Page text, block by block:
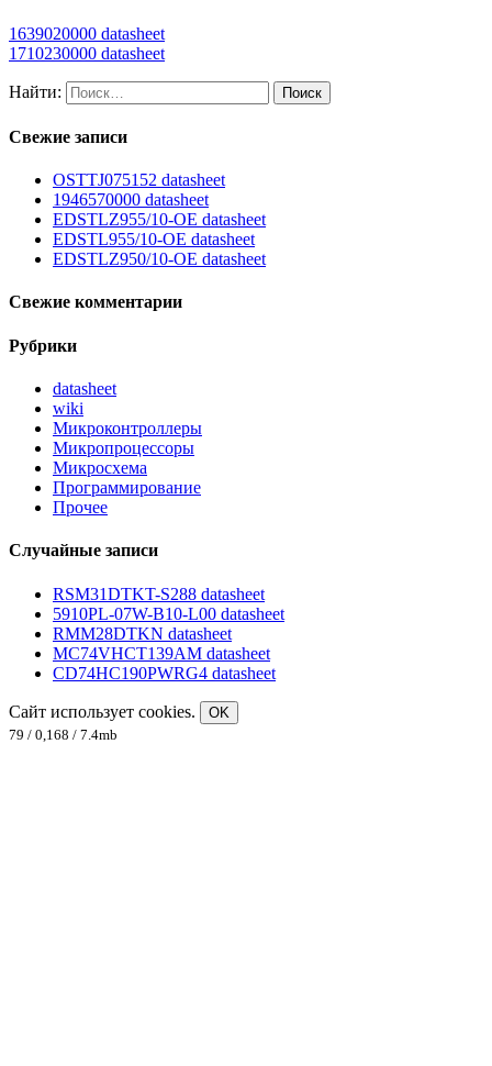
1639020000 datasheet
1710230000 datasheet
Найти:
Свежие записи
OSTTJ075152 datasheet
1946570000 datasheet
EDSTLZ955/10-OE datasheet
EDSTL955/10-OE datasheet
EDSTLZ950/10-OE datasheet
Свежие комментарии
Рубрики
datasheet
wiki
Микроконтроллеры
Микропроцессоры
Микросхема
Программирование
Прочее
Случайные записи
RSM31DTKT-S288 datasheet
5910PL-07W-B10-L00 datasheet
RMM28DTKN datasheet
MC74VHCT139AM datasheet
CD74HC190PWRG4 datasheet
Сайт использует cookies.
OK
79 / 0,168 / 7.4mb